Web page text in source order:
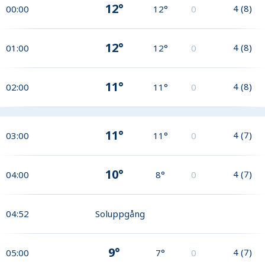
00:00 12° 12° 0 4 (8)
01:00 12° 12° 0 4 (8)
02:00 11° 11° 0 4 (8)
03:00 11° 11° 0 4 (7)
04:00 10° 8° 0 4 (7)
04:52 Soluppgång
05:00 9° 7° 0 4 (7)